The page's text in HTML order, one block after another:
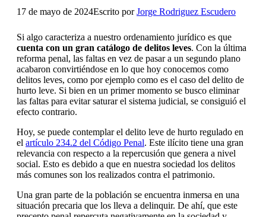
17 de mayo de 2024Escrito porJorge Rodriguez Escudero
Si algo caracteriza a nuestro ordenamiento jurídico es que
cuenta con un gran catálogo de delitos leves. Con la última
reforma penal, las faltas en vez de pasar a un segundo plano
acabaron convirtiéndose en lo que hoy conocemos como
delitos leves, como por ejemplo como es el caso del delito de
hurto leve. Si bien en un primer momento se busco eliminar
las faltas para evitar saturar el sistema judicial, se consiguió el
efecto contrario.
Hoy, se puede contemplar el delito leve de hurto regulado en
el artículo 234.2 del Código Penal. Este ilícito tiene una gran
relevancia con respecto a la repercusión que genera a nivel
social. Esto es debido a que en nuestra sociedad los delitos
más comunes son los realizados contra el patrimonio.
Una gran parte de la población se encuentra inmersa en una
situación precaria que los lleva a delinquir. De ahí, que este